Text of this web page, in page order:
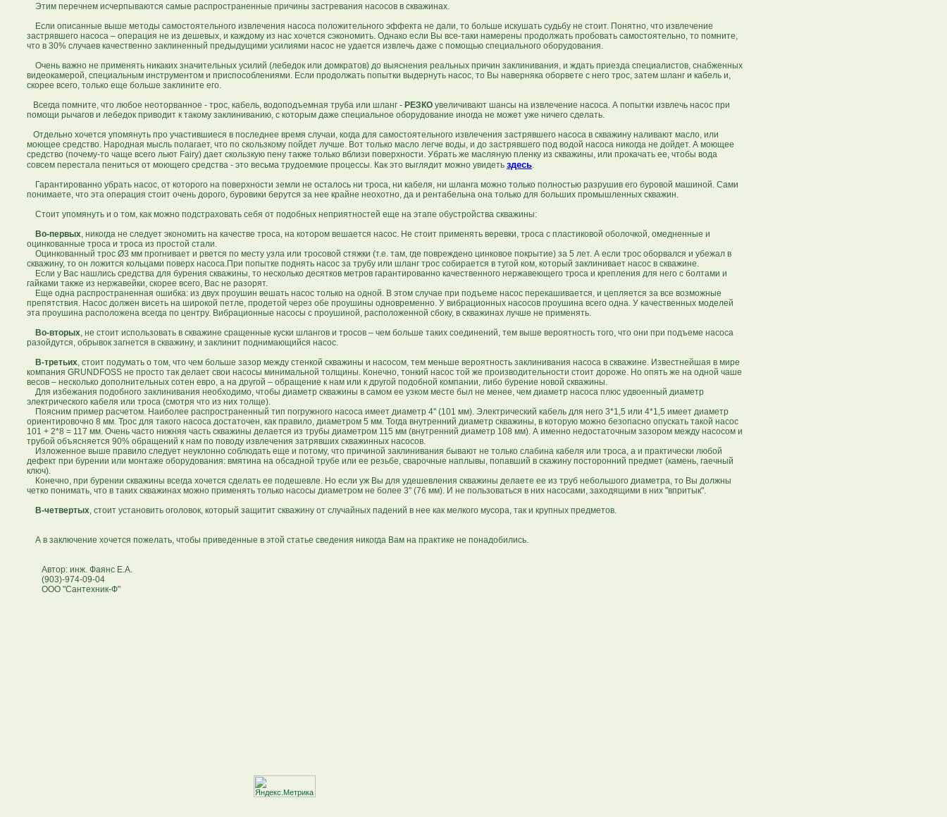
Этим перечнем исчерпываются самые распространенные причины застревания насосов в скважинах.
Если описанные выше методы самостоятельного извлечения насоса положительного эффекта не дали, то больше искушать судьбу не стоит. Понятно, что извлечение
застрявшего насоса – операция не из дешевых, и каждому из нас хочется сэкономить. Однако если Вы все-таки намерены продолжать пробовать самостоятельно, то помните,
что в 30% случаев качественно заклиненный предыдущими усилиями насос не удается извлечь даже с помощью специального оборудования.
Очень важно не применять никаких значительных усилий (лебедок или домкратов) до выяснения реальных причин заклинивания, и ждать приезда специалистов, снабженных
видеокамерой, специальным инструментом и приспособлениями. Если продолжать попытки выдернуть насос, то Вы наверняка оборвете с него трос, затем шланг и кабель и,
скорее всего, только еще больше заклините его.
Всегда помните, что любое неоторванное - трос, кабель, водоподъемная труба или шланг - РЕЗКО увеличивают шансы на извлечение насоса. А попытки извлечь насос при
помощи рычагов и лебедок приводит к такому заклиниванию, с которым даже специальное оборудование иногда не может уже ничего сделать.
Отдельно хочется упомянуть про участившиеся в последнее время случаи, когда для самостоятельного извлечения застрявшего насоса в скважину наливают масло, или
моющее средство. Народная мысль полагает, что по скользкому пойдет лучше. Вот только масло легче воды, и до застрявшего под водой насоса никогда не дойдет. А моющее
средство (почему-то чаще всего льют Fairy) дает скользкую пену также только вблизи поверхности. Убрать же масляную пленку из скважины, или прокачать ее, чтобы вода
совсем перестала пениться от моющего средства - это весьма трудоемкие процессы. Как это выглядит можно увидеть здесь.
Гарантированно убрать насос, от которого на поверхности земли не осталось ни троса, ни кабеля, ни шланга можно только полностью разрушив его буровой машиной. Сами
понимаете, что эта операция стоит очень дорого, буровики берутся за нее крайне неохотно, да и рентабельна она только для больших промышленных скважин.
Стоит упомянуть и о том, как можно подстраховать себя от подобных неприятностей еще на этапе обустройства скважины:
Во-первых, никогда не следует экономить на качестве троса, на котором вешается насос. Не стоит применять веревки, троса с пластиковой оболочкой, омедненные и
оцинкованные троса и троса из простой стали.
Оцинкованный трос Ø3 мм прогнивает и рвется по месту узла или тросовой стяжки (т.е. там, где повреждено цинковое покрытие) за 5 лет. А если трос оборвался и убежал в
скважину, то он ложится кольцами поверх насоса.При попытке поднять насос за трубу или шланг трос собирается в тугой ком, который заклинивает насос в скважине.
Если у Вас нашлись средства для бурения скважины, то несколько десятков метров гарантированно качественного нержавеющего троса и крепления для него с болтами и
гайками также из нержавейки, скорее всего, Вас не разорят.
Еще одна распространенная ошибка: из двух проушин вешать насос только на одной. В этом случае при подъеме насос перекашивается, и цепляется за все возможные
препятствия. Насос должен висеть на широкой петле, продетой через обе проушины одновременно. У вибрационных насосов проушина всего одна. У качественных моделей
эта проушина расположена всегда по центру. Вибрационные насосы с проушиной, расположенной сбоку, в скважинах лучше не применять.
Во-вторых, не стоит использовать в скважине сращенные куски шлангов и тросов – чем больше таких соединений, тем выше вероятность того, что они при подъеме насоса
разойдутся, обрывок загнется в скважину, и заклинит поднимающийся насос.
В-третьих, стоит подумать о том, что чем больше зазор между стенкой скважины и насосом, тем меньше вероятность заклинивания насоса в скважине. Известнейшая в мире
компания GRUNDFOSS не просто так делает свои насосы минимальной толщины. Конечно, тонкий насос той же производительности стоит дороже. Но опять же на одной чаше
весов – несколько дополнительных сотен евро, а на другой – обращение к нам или к другой подобной компании, либо бурение новой скважины.
Для избежания подобного заклинивания необходимо, чтобы диаметр скважины в самом ее узком месте был не менее, чем диаметр насоса плюс удвоенный диаметр
электрического кабеля или троса (смотря что из них толще).
Поясним пример расчетом. Наиболее распространенный тип погружного насоса имеет диаметр 4'' (101 мм). Электрический кабель для него 3*1,5 или 4*1,5 имеет диаметр
ориентировочно 8 мм. Трос для такого насоса достаточен, как правило, диаметром 5 мм. Тогда внутренний диаметр скважины, в которую можно безопасно опускать такой насос
101 + 2*8 = 117 мм. Очень часто нижняя часть скважины делается из трубы диаметром 115 мм (внутренний диаметр 108 мм). А именно недостаточным зазором между насосом и
трубой объясняется 90% обращений к нам по поводу извлечения затрявших скважинных насосов.
Изложенное выше правило следует неуклонно соблюдать еще и потому, что причиной заклинивания бывают не только слабина кабеля или троса, а и практически любой
дефект при бурении или монтаже оборудования: вмятина на обсадной трубе или ее резьбе, сварочные наплывы, попавший в скажину посторонний предмет (камень, гаечный
ключ).
Конечно, при бурении скважины всегда хочется сделать ее подешевле. Но если уж Вы для удешевления скважины делаете ее из труб небольшого диаметра, то Вы должны
четко понимать, что в таких скважинах можно применять только насосы диаметром не более 3'' (76 мм). И не пользоваться в них насосами, заходящими в них "впритык".
В-четвертых, стоит установить оголовок, который защитит скважину от случайных падений в нее как мелкого мусора, так и крупных предметов.
А в заключение хочется пожелать, чтобы приведенные в этой статье сведения никогда Вам на практике не понадобились.
Автор: инж. Фаянс Е.А.
(903)-974-09-04
ООО "Сантехник-Ф"